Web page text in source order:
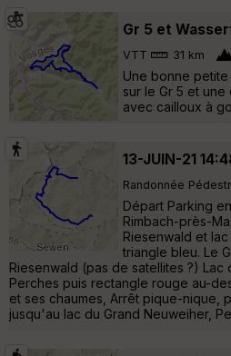
Gr 5 et
VTT 31 km
Une bonne
sur le Gr 5 et
avec cailloux à
13-JUIN-21
Randonnée
Départ Parking
Rimbach-près-
Riesenwald et
triangle bleu. Le
Riesenwald (pas de satellites ?)
Perches puis rectangle rouge au-
et ses chaumes, Arrêt pique-nique,
jusqu'au lac du Grand Neuweiher,